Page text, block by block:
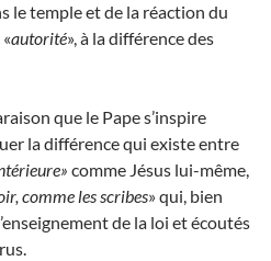
le temple et de la réaction du
autorité», à la différence des
que le Pape s’inspire
la différence qui existe entre
comme Jésus lui-même,
comme les scribes» qui, bien
de la loi et écoutés